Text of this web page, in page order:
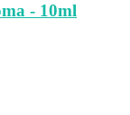
- 10ml